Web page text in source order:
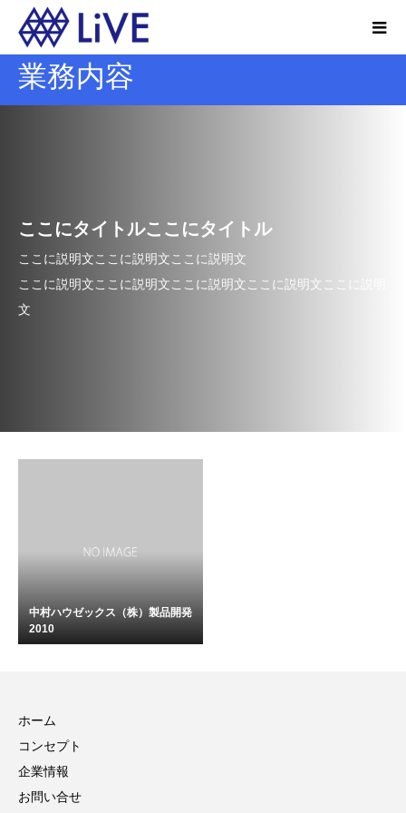
業務内容
ここにタイトルここにタイトル
ここに説明文ここに説明文ここに説明文
ここに説明文ここに説明文ここに説明文ここに説明文ここに説明
文
中村ハウゼックス（株）製品開発
2010
ホーム
コンセプト
企業情報
お問い合せ